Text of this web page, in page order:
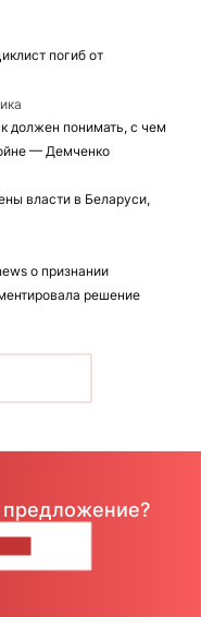
погиб от
должен понимать, с чем
— Демченко
власти в Беларуси,
о признании
решение
предложение?